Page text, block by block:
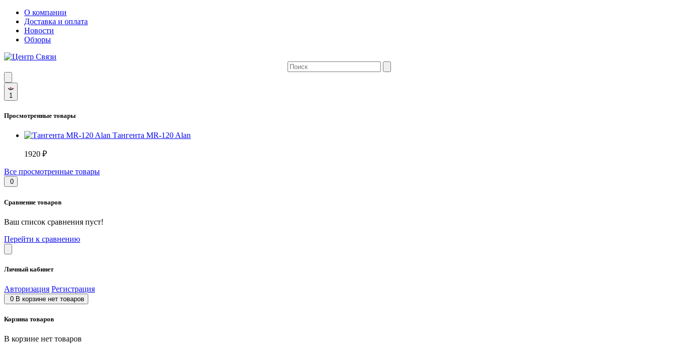
О компании
Доставка и оплата
Новости
Обзоры
1
Просмотренные товары
Тангента MR-120 Alan
1920 ₽
Все просмотренные товары
0
Сравнение товаров
Ваш список сравнения пуст!
Перейти к сравнению
Личный кабинет
Авторизация Регистрация
0 В корзине нет товаров
Корзина товаров
В корзине нет товаров